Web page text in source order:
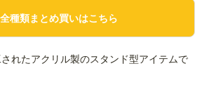
全種類まとめ買いはこちら
れたアクリル製のスタンド型アイテムで